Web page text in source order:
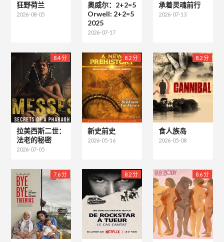
狂野荷兰
2026-08-05
奥威尔：2+2=5
Orwell: 2+2=5
2025
2026-07-17
承着灵魂前行
2026-07-13
8.4 分
拉美西斯二世：
法老的秘密
2026-07-05
8.2 分
新史前史
2026-05-16
8.2 分
食人族岛
2026-05-08
7.6 分 8.2 分 8.6 分